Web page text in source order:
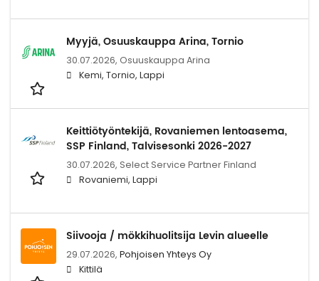
Myyjä, Osuuskauppa Arina, Tornio
30.07.2026, Osuuskauppa Arina
Kemi, Tornio, Lappi
Keittiötyöntekijä, Rovaniemen lentoasema,
SSP Finland, Talvisesonki 2026-2027
30.07.2026, Select Service Partner Finland
Rovaniemi, Lappi
Siivooja / mökkihuolitsija Levin alueelle
29.07.2026, Pohjoisen Yhteys Oy
Kittilä